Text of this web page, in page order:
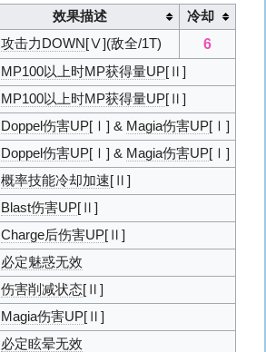
效果描述
冷却
攻击力DOWN [Ⅴ](敌全/1T) 6
MP100以上时MP获得量UP[Ⅱ]
MP100以上时MP获得量UP[Ⅱ]
Doppel伤害UP[Ⅰ] & Magia伤害UP[Ⅰ]
Doppel伤害UP[Ⅰ] & Magia伤害UP[Ⅰ]
概率技能冷却加速[Ⅱ]
Blast伤害UP[Ⅱ]
Charge后伤害UP[Ⅱ]
必定魅惑无效
伤害削减状态[Ⅱ]
Magia伤害UP[Ⅱ]
必定眩晕无效